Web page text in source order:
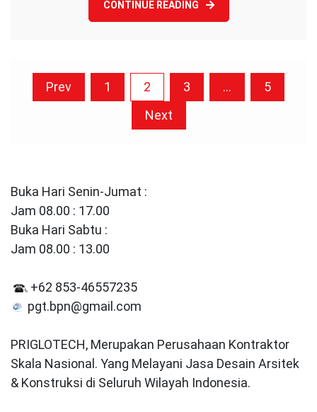
CONTINUE READING
Posts
Prev 1 2 3 …
5
Next
Buka Hari Senin-Jumat :
Jam 08.00 : 17.00
Buka Hari Sabtu :
Jam 08.00 : 13.00
+62 853-46557235
pgt.bpn@gmail.com
PRIGLOTECH, Merupakan Perusahaan Kontraktor
Skala Nasional. Yang Melayani Jasa Desain Arsitek
& Konstruksi di Seluruh Wilayah Indonesia.